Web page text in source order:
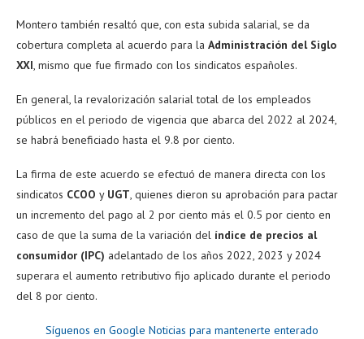
Montero también resaltó que, con esta subida salarial, se da
cobertura completa al acuerdo para la Administración del Siglo
XXI, mismo que fue firmado con los sindicatos españoles.
En general, la revalorización salarial total de los empleados
públicos en el periodo de vigencia que abarca del 2022 al 2024,
se habrá beneficiado hasta el 9.8 por ciento.
La firma de este acuerdo se efectuó de manera directa con los
sindicatos CCOO y UGT, quienes dieron su aprobación para pactar
un incremento del pago al 2 por ciento más el 0.5 por ciento en
caso de que la suma de la variación del índice de precios al
consumidor (IPC) adelantado de los años 2022, 2023 y 2024
superara el aumento retributivo fijo aplicado durante el periodo
del 8 por ciento.
Síguenos en Google Noticias para mantenerte enterado